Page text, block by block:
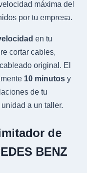
máxima del
por tu empresa.
en tu
cortar cables,
original. El
10 minutosy
de tu
a un taller.
de
BENZ